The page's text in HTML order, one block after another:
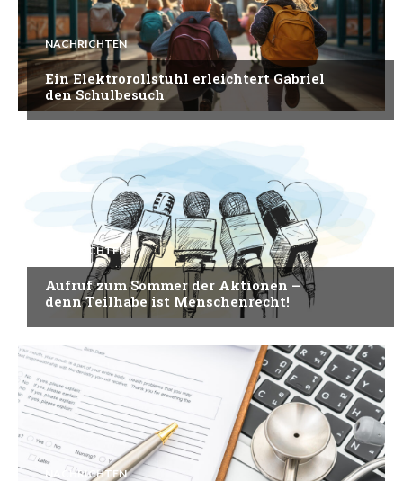
NACHRICHTEN
Ein Elektrorollstuhl erleichtert Gabriel
den Schulbesuch
NACHRICHTEN
Aufruf zum Sommer der Aktionen –
denn Teilhabe ist Menschenrecht!
NACHRICHTEN